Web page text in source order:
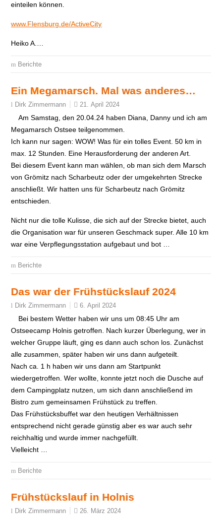
einteilen können.
www.Flensburg.de/ActiveCity
Heiko A.…
Berichte
Ein Megamarsch. Mal was anderes…
Dirk Zimmermann 21. April 2024
Am Samstag, den 20.04.24 haben Diana, Danny und ich am
Megamarsch Ostsee teilgenommen.
Ich kann nur sagen: WOW! Was für ein tolles Event. 50 km in
max. 12 Stunden. Eine Herausforderung der anderen Art.
Bei diesem Event kann man wählen, ob man sich dem Marsch
von Grömitz nach Scharbeutz oder der umgekehrten Strecke
anschließt. Wir hatten uns für Scharbeutz nach Grömitz
entschieden.
Nicht nur die tolle Kulisse, die sich auf der Strecke bietet, auch
die Organisation war für unseren Geschmack super. Alle 10 km
war eine Verpflegungsstation aufgebaut und bot …
Berichte
Das war der Frühstückslauf 2024
Dirk Zimmermann 6. April 2024
Bei bestem Wetter haben wir uns um 08:45 Uhr am
Ostseecamp Holnis getroffen. Nach kurzer Überlegung, wer in
welcher Gruppe läuft, ging es dann auch schon los. Zunächst
alle zusammen, später haben wir uns dann aufgeteilt.
Nach ca. 1 h haben wir uns dann am Startpunkt
wiedergetroffen. Wer wollte, konnte jetzt noch die Dusche auf
dem Campingplatz nutzen, um sich dann anschließend im
Bistro zum gemeinsamen Frühstück zu treffen.
Das Frühstücksbuffet war den heutigen Verhältnissen
entsprechend nicht gerade günstig aber es war auch sehr
reichhaltig und wurde immer nachgefüllt.
Vielleicht …
Berichte
Frühstückslauf in Holnis
Dirk Zimmermann 26. März 2024